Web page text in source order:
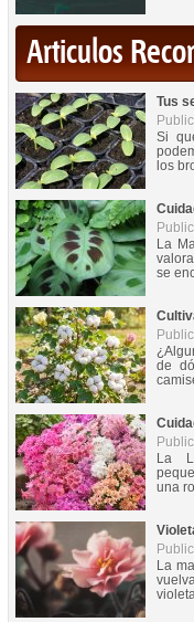
Articulos
Tus
Si
los
La
se
de
La
una
La